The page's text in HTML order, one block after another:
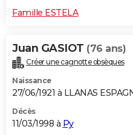
Famille ESTELA
Juan GASIOT (76 ans)
Créer une cagnotte obsèques
Naissance
27/06/1921 à LLANAS
Décès
11/03/1998 à Py